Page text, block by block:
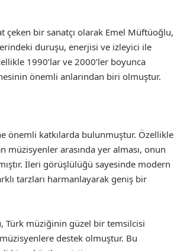
çeken bir sanatçı olarak Emel Müftüoğlu,
duruşu, enerjisi ve izleyici ile
1990’lar ve 2000’ler boyunca
önemli anlarından biri olmuştur.
önemli katkılarda bulunmuştur. Özellikle
müzisyenler arasında yer alması, onun
İleri görüşlülüğü sayesinde modern
tarzları harmanlayarak geniş bir
Türk müziğinin güzel bir temsilcisi
destek olmuştur. Bu